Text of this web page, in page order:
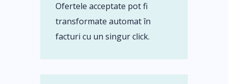
Ofertele acceptate pot fi
transformate automat în
facturi cu un singur click.